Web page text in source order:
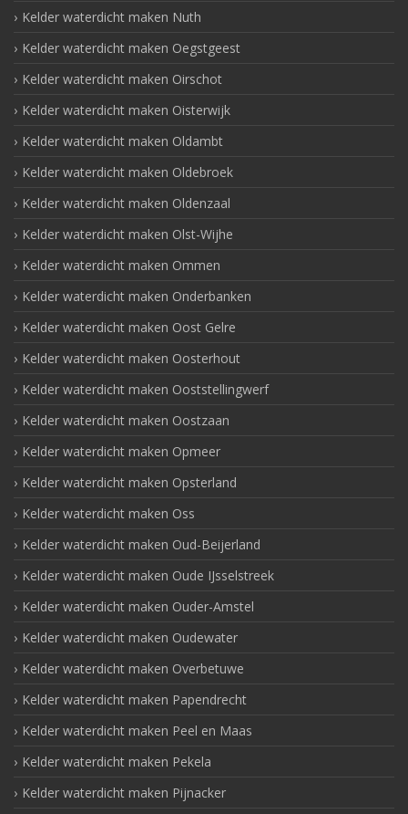
Kelder waterdicht maken Nuth
Kelder waterdicht maken Oegstgeest
Kelder waterdicht maken Oirschot
Kelder waterdicht maken Oisterwijk
Kelder waterdicht maken Oldambt
Kelder waterdicht maken Oldebroek
Kelder waterdicht maken Oldenzaal
Kelder waterdicht maken Olst-Wijhe
Kelder waterdicht maken Ommen
Kelder waterdicht maken Onderbanken
Kelder waterdicht maken Oost Gelre
Kelder waterdicht maken Oosterhout
Kelder waterdicht maken Ooststellingwerf
Kelder waterdicht maken Oostzaan
Kelder waterdicht maken Opmeer
Kelder waterdicht maken Opsterland
Kelder waterdicht maken Oss
Kelder waterdicht maken Oud-Beijerland
Kelder waterdicht maken Oude IJsselstreek
Kelder waterdicht maken Ouder-Amstel
Kelder waterdicht maken Oudewater
Kelder waterdicht maken Overbetuwe
Kelder waterdicht maken Papendrecht
Kelder waterdicht maken Peel en Maas
Kelder waterdicht maken Pekela
Kelder waterdicht maken Pijnacker